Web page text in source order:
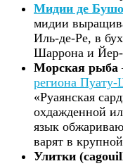
Мидии де Бушо
мидии
Иль-де-Ре, в
Шаррона и
Морская рыба
региона Пуату-
«Руаянская
охдажденной
язык
варят в
Улитки